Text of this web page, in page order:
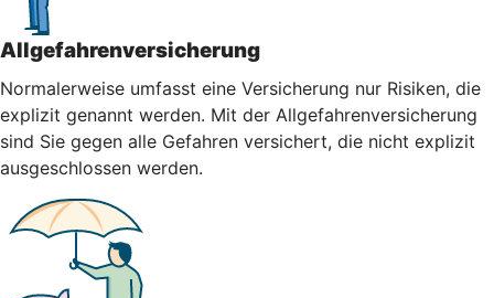
Allgefahrenversicherung
Normalerweise umfasst eine Versicherung nur Risiken, die
explizit genannt werden. Mit der Allgefahrenversicherung
sind Sie gegen alle Gefahren versichert, die nicht explizit
ausgeschlossen werden.